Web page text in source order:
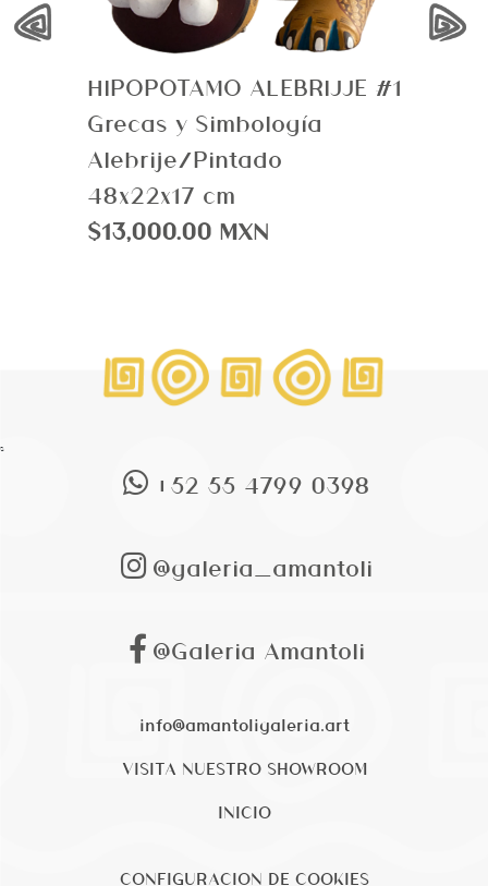
HIPOPOTAMO ALEBRIJJE #1
Grecas y Simbología
Alebrije/Pintado
48x22x17 cm
$13,000.00 MXN
s
+52 55 4799 0398
@galeria_amantoli
@Galeria Amantoli
info@amantoligaleria.art
VISITA NUESTRO SHOWROOM
INICIO
CONFIGURACION DE COOKIES